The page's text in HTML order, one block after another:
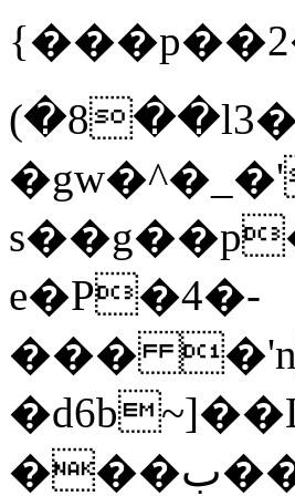
{���p��ﷹ����2����H��լ�
e�P�4�-
���
���ب���l��5��˔�_�N����S/